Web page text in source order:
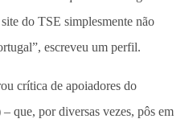
do TSE simplesmente não
escreveu um perfil.
crítica de apoiadores do
que, por diversas vezes, pôs em